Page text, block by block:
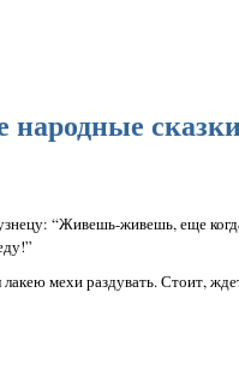
народные
“Живешь-живешь, еще
лакею мехи раздувать. Стоит,